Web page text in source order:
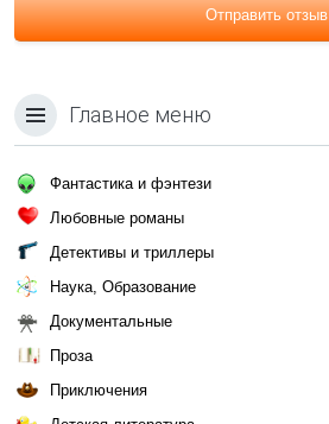
Отправить отзыв
Главное меню
Фантастика и фэнтези
Любовные романы
Детективы и триллеры
Наука, Образование
Документальные
Проза
Приключения